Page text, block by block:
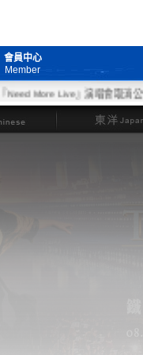
會員中心
Member
More Live』演唱會取消公告
東洋